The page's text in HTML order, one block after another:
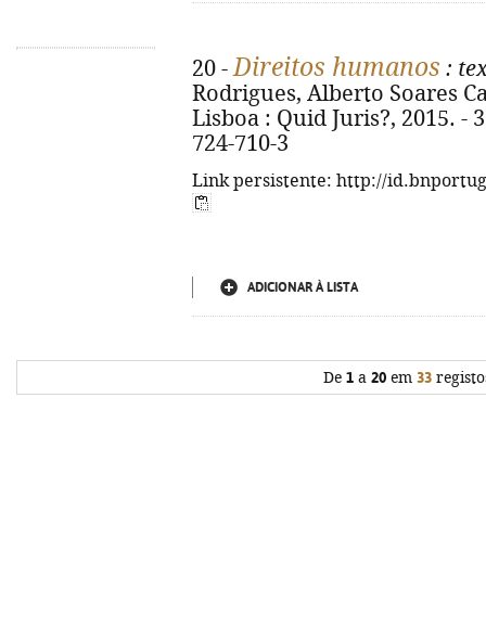
20 -Direitos humanos :
Rodrigues, Alberto Soares
Lisboa : Quid Juris?, 2015. -
724-710-3
Link persistente: http://
ADICIONAR À LISTA
De 1a 20em 33